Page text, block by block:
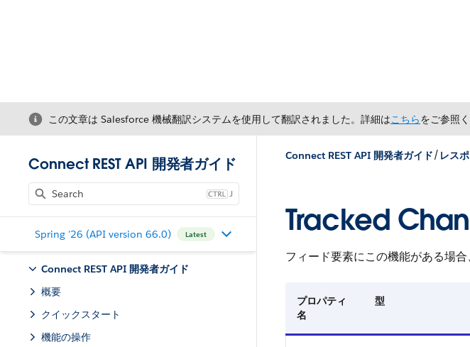
この文章は Salesforce 機械翻訳システムを使用して翻訳されました。詳細はこちらをご参照く
Connect REST API 開発者ガイド
J
Spring '26 (API version 66.0) Latest
Connect REST API 開発者ガイド
概要
クイックスタート
機能の操作
Connect REST API 開発者ガイド/ レス
Tracked
フィード要素にこの機能がある場
プロパティ
名
型